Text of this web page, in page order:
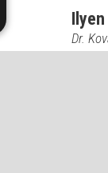
Dr.